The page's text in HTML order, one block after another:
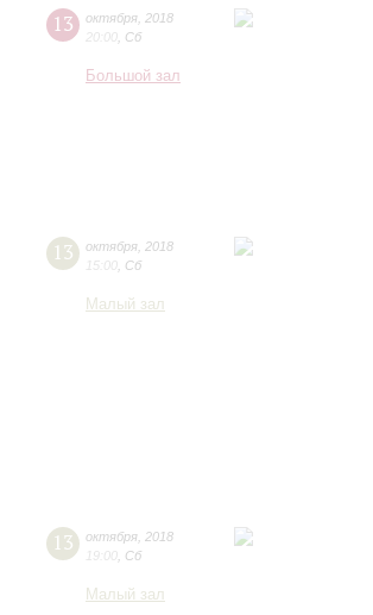
13 октября 2018
20:00 Сб
Большой зал
13 октября 2018
15:00 Сб
Малый зал
13 октября 2018
19:00 Сб
Малый зал